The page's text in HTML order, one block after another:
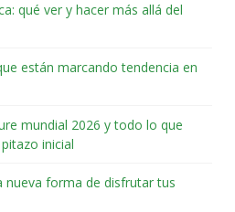
qué ver y hacer más allá del
están marcando tendencia en
mundial 2026 y todo lo que
inicial
nueva forma de disfrutar tus